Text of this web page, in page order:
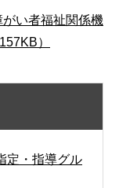
い者福祉関係機
）
定・指導グル